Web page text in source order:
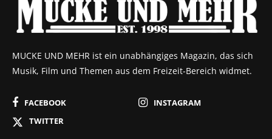
MUCKE UND MEHR ist ein unabhängiges Magazin, das sich
Musik, Film und Themen aus dem Freizeit-Bereich widmet.
FACEBOOK
INSTAGRAM
TWITTER